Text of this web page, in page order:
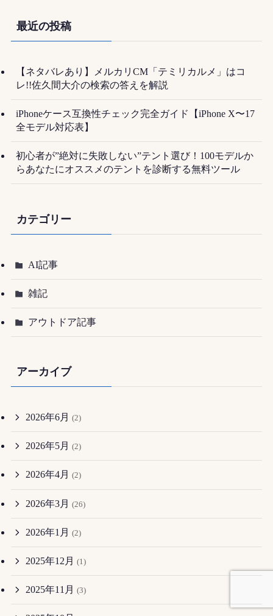
最近の投稿
【ネタバレあり】メルカリCM「テミリカルメ」はコ
レ!!佐久間大介の検索の答えを解説
iPhoneケース互換性チェック完全ガイド【iPhone X〜17
全モデル対応表】
初心者が”絶対に失敗しない”テント選び！100モデルか
らあなたにオススメのテントを診断する無料ツール
カテゴリー
AI記事
雑記
アウトドア記事
アーカイブ
2026年6月 (2)
2026年5月 (2)
2026年4月 (2)
2026年3月 (26)
2026年1月 (2)
2025年12月 (1)
2025年11月 (3)